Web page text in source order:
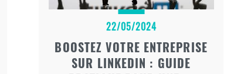
22/05/2024
BOOSTEZ VOTRE ENTREPRISE
SUR LINKEDIN : GUIDE